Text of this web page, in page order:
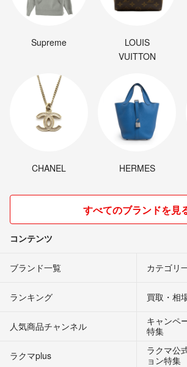
Supreme
LOUIS
VUITTON
CHANEL HERMES
すべてのブランドを見
コンテンツ
ブランド一覧 カテゴリ
ランキング 買取・相
人気商品チャンネル
キャンペ
特集
ラクマplus
ラクマ公
ョン特集